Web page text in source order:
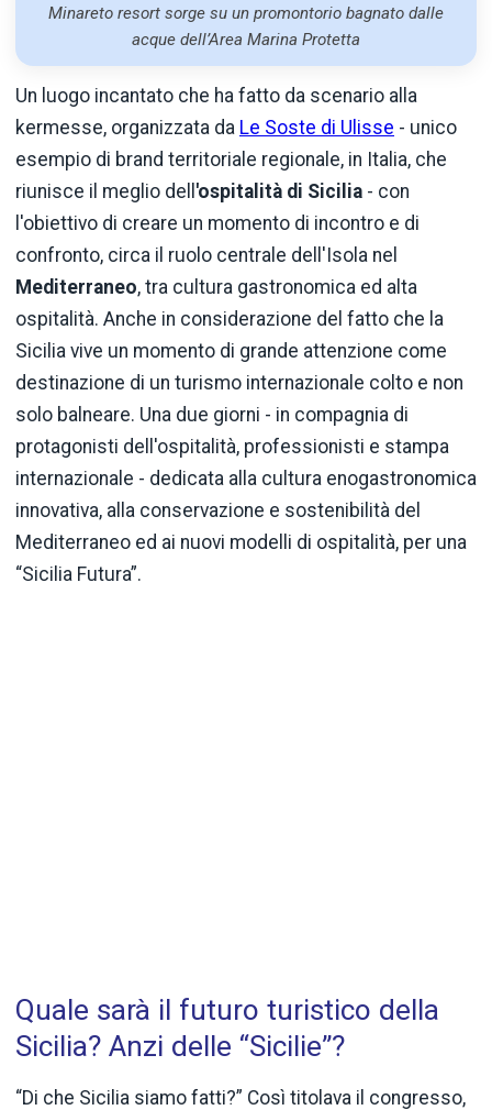
Minareto resort sorge su un promontorio bagnato dalle
acque dell’Area Marina Protetta
Un luogo incantato che ha fatto da scenario alla
kermesse, organizzata da Le Soste di Ulisse - unico
esempio di brand territoriale regionale, in Italia, che
riunisce il meglio dell 'ospitalità di Sicilia - con
l'obiettivo di creare un momento di incontro e di
confronto, circa il ruolo centrale dell'Isola nel
Mediterraneo, tra cultura gastronomica ed alta
ospitalità. Anche in considerazione del fatto che la
Sicilia vive un momento di grande attenzione come
destinazione di un turismo internazionale colto e non
solo balneare. Una due giorni - in compagnia di
protagonisti dell'ospitalità, professionisti e stampa
internazionale - dedicata alla cultura enogastronomica
innovativa, alla conservazione e sostenibilità del
Mediterraneo ed ai nuovi modelli di ospitalità, per una
“Sicilia Futura”.
Quale sarà il futuro turistico della
Sicilia? Anzi delle “Sicilie”?
“Di che Sicilia siamo fatti?” Così titolava il congresso,